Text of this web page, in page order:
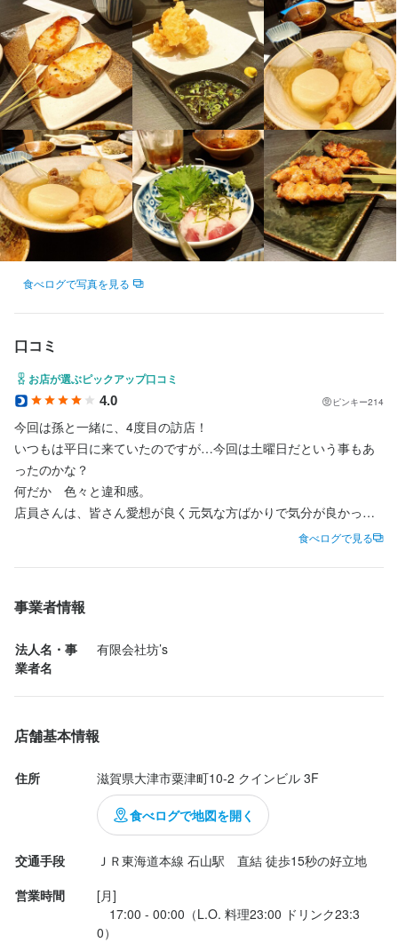
食べログで写真を見る
口コミ
お店が選ぶピックアップ口コミ
4.0 ピンキー214
今回は孫と一緒に、4度目の訪店！
いつもは平日に来ていたのですが…今回は土曜日だという事もあ
ったのかな？
何だか　色々と違和感。
店員さんは、皆さん愛想が良く元気な方ばかりで気分が良かった
石山駅直結で、便利なお店です。車の方は周辺にパーキング多数
あるので困らないと思います。
支払いも、qrコード決済・交通系電子マネーも使用可能です。
食べログで見る
事業者情報
法人名・事
業者名
有限会社坊’s
店舗基本情報
住所 滋賀県大津市粟津町10-2 クインビル 3F
食べログで地図を開く
交通手段
ＪＲ東海道本線 石山駅　直結 徒歩15秒の好立地
営業時間
[月]
17:00 - 00:00（L.O. 料理23:00 ドリンク23:3
0）
<年収例（未経験の方）>
正社員（1年目）：　年収385万円
店長（3年目）　：　年収580万円
エリアマネージャー(7年目)：年収780万円
勤務時間
勤務形態：シフト制
総労働時間：1ヶ月あたり173時間30分
13時～14時頃に出勤（店舗や時期により異なります）
＊1ヶ月ごとのシフト制
＊お休みの調整可能です
しっかり仕事に打ち込んで稼ぎたい方も、
談下さい。
お仕事のスタイルで給与とお休み日数を選んでいただく事が可能
です。
時短社員制度あり 転勤なし 長期勤務歓迎 シフト制
休日・休暇
・年末年始休暇あり
・慶弔休暇あり
待遇
健康保険、厚生年金保険、雇用保険、労災保険
【福利厚生】
厚生年金完備